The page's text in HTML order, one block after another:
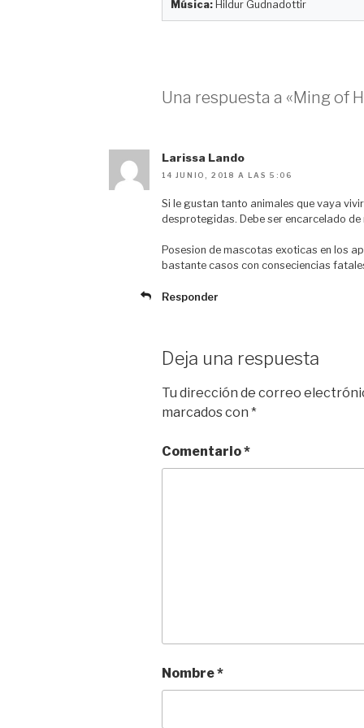
Música: Hildur Gudnadottir
Una respuesta a «Ming of
Larissa Lando
14 JUNIO, 2018 A LAS 5:06
Si le gustan tanto animales que vaya
desprotegidas. Debe ser encarcelado de
Posesion de mascotas exoticas en los
bastante casos con conseciencias
Responder
Deja una respuesta
Tu dirección de correo
marcados con *
Comentario*
Nombre*